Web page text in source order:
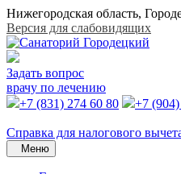
Нижегородская область,
Версия для слабовидящих
Задать вопрос
врачу по лечению
+7 (831) 274 60 80
+7
Справка для налогового
Меню